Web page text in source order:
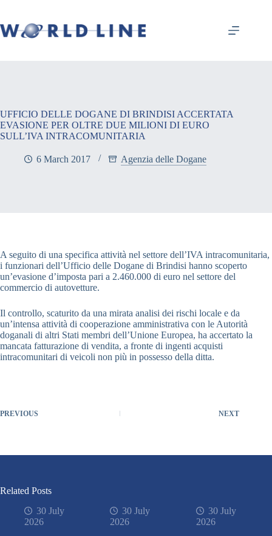
UFFICIO DELLE DOGANE DI BRINDISI ACCERTATA
EVASIONE PER OLTRE DUE MILIONI DI EURO
SULL’IVA INTRACOMUNITARIA
6 March 2017 Agenzia delle Dogane
A seguito di una specifica attività nel settore dell’IVA intracomunitaria,
i funzionari dell’Ufficio delle Dogane di Brindisi hanno scoperto
un’evasione d’imposta pari a 2.460.000 di euro nel settore del
commercio di autovetture.
Il controllo, scaturito da una mirata analisi dei rischi locale e da
un’intensa attività di cooperazione amministrativa con le Autorità
doganali di altri Stati membri dell’Unione Europea, ha accertato la
mancata fatturazione di vendita, a fronte di ingenti acquisti
intracomunitari di veicoli non più in possesso della ditta.
PREVIOUS NEXT
Related Posts
30 July
2026
30 July
2026
30 July
2026